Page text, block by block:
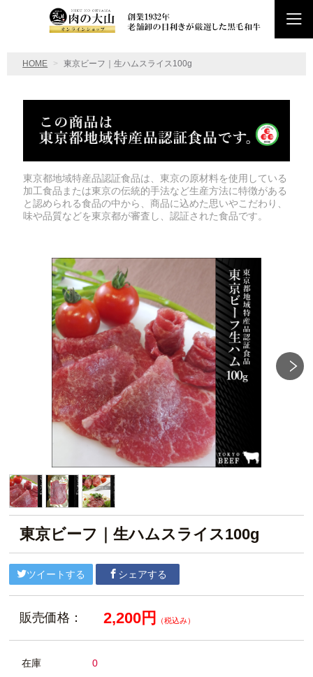
HOME 東京ビーフ｜生ハムスライス100g
東京都地域特産品認証食品は、東京の原材料を使用している
加工食品または東京の伝統的手法など生産方法に特徴がある
と認められる食品の中から、商品に込めた思いやこだわり、
味や品質などを東京都が審査し、認証された食品です。
東京ビーフ｜生ハムスライス100g
ツイートする シェアする
販売価格： 2,200円 （税込み）
在庫 0